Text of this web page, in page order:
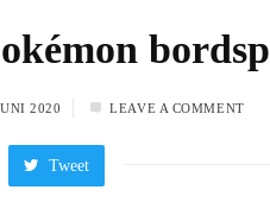
2020 LEAVE A COMMENT
Tweet